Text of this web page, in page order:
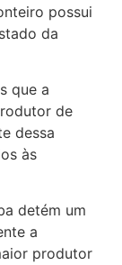
possui
da
que a
de
dessa
às
detém um
a
produtor